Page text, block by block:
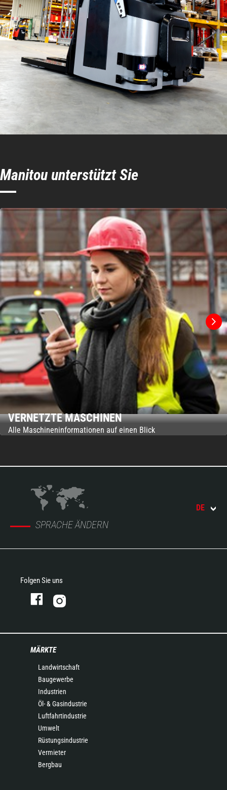
Manitou unterstützt Sie
VERNETZTE MASCHINEN
Alle Maschineninformationen auf einen Blick
SPRACHE ÄNDERN
DE
Folgen Sie uns
MÄRKTE
Landwirtschaft
Baugewerbe
Industrien
Öl- & Gasindustrie
Luftfahrtindustrie
Umwelt
Rüstungsindustrie
Vermieter
Bergbau